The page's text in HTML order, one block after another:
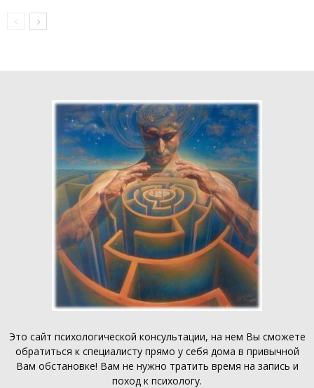
Это сайт психологической консультации, на нем Вы сможете
обратиться к специалисту прямо у себя дома в привычной
Вам обстановке! Вам не нужно тратить время на запись и
поход к психологу.